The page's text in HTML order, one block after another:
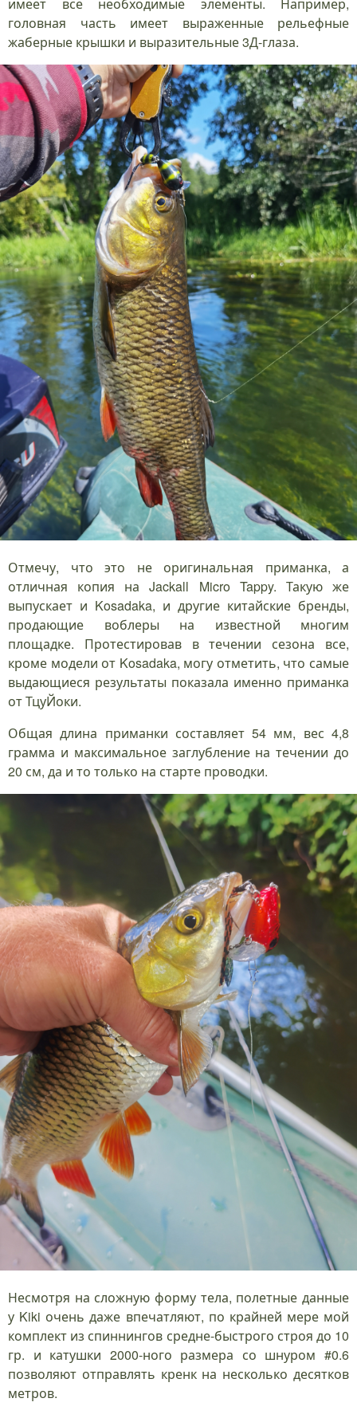
головная часть имеет выраженные рельефные
жаберные крышки и выразительные 3Д-глаза.
Отмечу, что это не оригинальная приманка, а
отличная копия на Jackall Micro Tappy. Такую же
выпускает и Kosadaka, и другие китайские бренды,
продающие воблеры на известной многим
площадке. Протестировав в течении сезона все,
кроме модели от Kosadaka, могу отметить, что самые
выдающиеся результаты показала именно приманка
от ТцуЙоки.
Общая длина приманки составляет 54 мм, вес 4,8
грамма и максимальное заглубление на течении до
20 см, да и то только на старте проводки.
Несмотря на сложную форму тела, полетные данные
у Kiki очень даже впечатляют, по крайней мере мой
комплект из спиннингов средне-быстрого строя до 10
гр. и катушки 2000-ного размера со шнуром #0.6
позволяют отправлять кренк на несколько десятков
метров.